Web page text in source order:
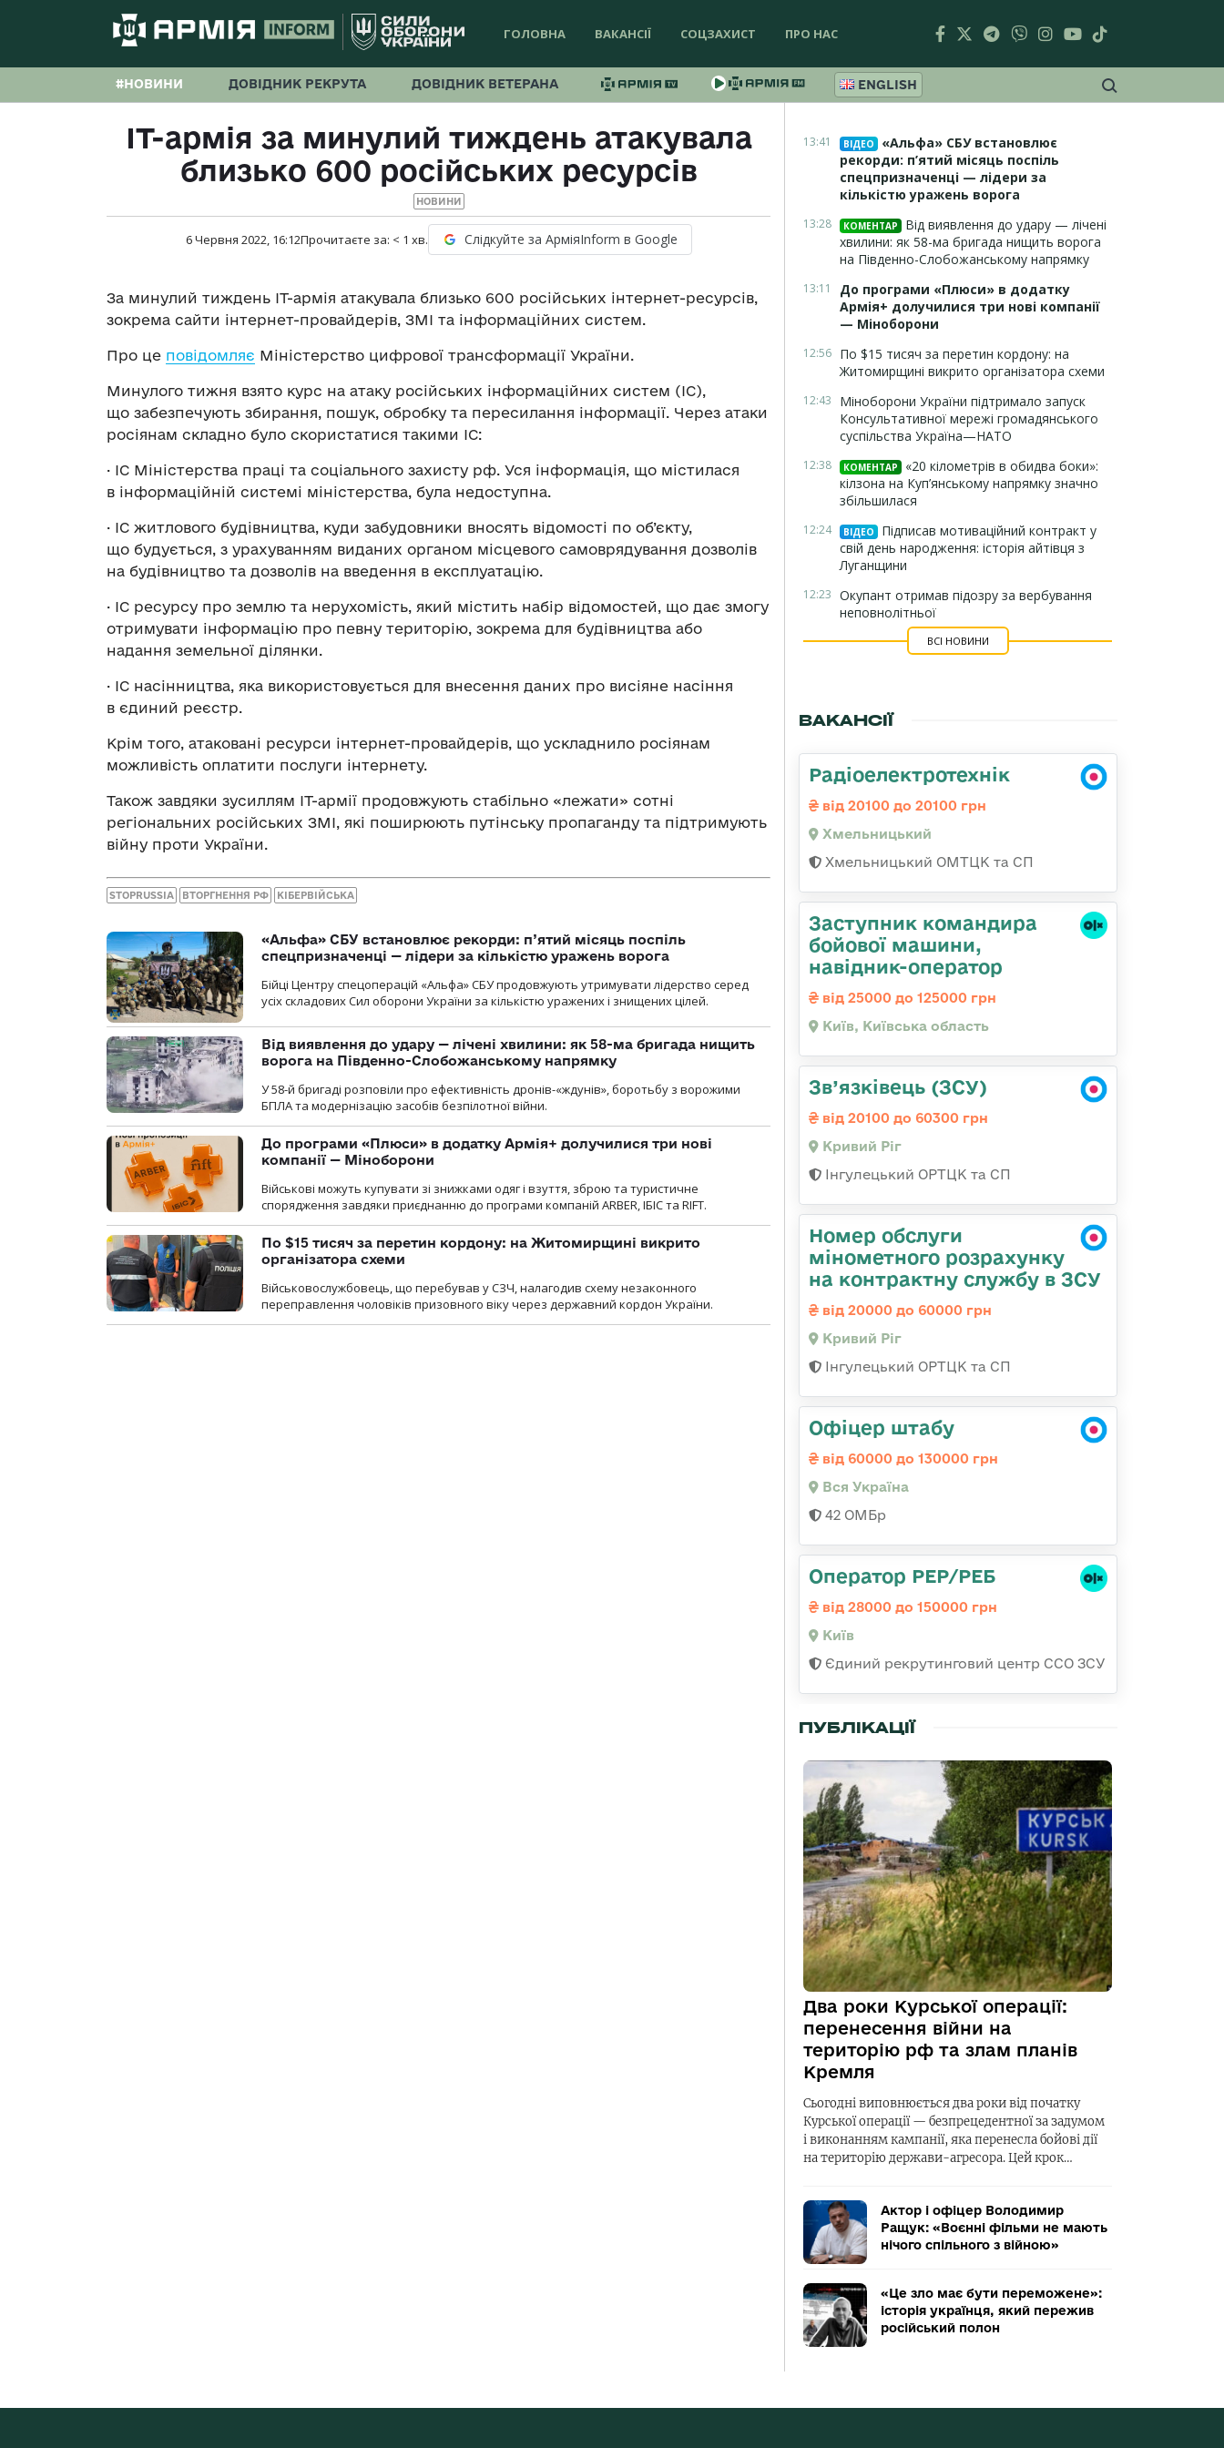
ГОЛОВНА ВАКАНСІЇ СОЦЗАХИСТ ПРО НАС
#НОВИНИ ДОВІДНИК РЕКРУТА ДОВІДНИК ВЕТЕРАНА ENGLISH
IT-армія за минулий тиждень атакувала
близько 600 російських ресурсів
НОВИНИ
6 Червня 2022, 16:12Прочитаєте за: < 1 хв. Слідкуйте за АрміяInform в Google
За минулий тиждень IT-армія атакувала близько 600 російських інтернет-ресурсів,
зокрема сайти інтернет-провайдерів, ЗМІ та інформаційних систем.
Про це повідомляє Міністерство цифрової трансформації України.
Минулого тижня взято курс на атаку російських інформаційних систем (ІС),
що забезпечують збирання, пошук, обробку та пересилання інформації. Через атаки
росіянам складно було скористатися такими ІС:
· ІС Міністерства праці та соціального захисту рф. Уся інформація, що містилася
в інформаційній системі міністерства, була недоступна.
· ІС житлового будівництва, куди забудовники вносять відомості по об’єкту,
що будується, з урахуванням виданих органом місцевого самоврядування дозволів
на будівництво та дозволів на введення в експлуатацію.
· ІС ресурсу про землю та нерухомість, який містить набір відомостей, що дає змогу
отримувати інформацію про певну територію, зокрема для будівництва або
надання земельної ділянки.
· ІС насінництва, яка використовується для внесення даних про висіяне насіння
в єдиний реєстр.
Крім того, атаковані ресурси інтернет-провайдерів, що ускладнило росіянам
можливість оплатити послуги інтернету.
Також завдяки зусиллям ІТ-армії продовжують стабільно «лежати» сотні
регіональних російських ЗМІ, які поширюють путінську пропаганду та підтримують
війну проти України.
STOPRUSSIA ВТОРГНЕННЯ РФ КІБЕРВІЙСЬКА
«Альфа» СБУ встановлює рекорди: п’ятий місяць поспіль
спецпризначенці — лідери за кількістю уражень ворога
Бійці Центру спецоперацій «Альфа» СБУ продовжують утримувати лідерство серед
усіх складових Сил оборони України за кількістю уражених і знищених цілей.
Від виявлення до удару — лічені хвилини: як 58-ма бригада нищить
ворога на Південно-Слобожанському напрямку
У 58-й бригаді розповіли про ефективність дронів-«ждунів», боротьбу з ворожими
БПЛА та модернізацію засобів безпілотної війни.
До програми «Плюси» в додатку Армія+ долучилися три нові
компанії — Міноборони
Військові можуть купувати зі знижками одяг і взуття, зброю та туристичне
спорядження завдяки приєднанню до програми компаній ARBER, ІБІС та RIFT.
По $15 тисяч за перетин кордону: на Житомирщині викрито
організатора схеми
Військовослужбовець, що перебував у СЗЧ, налагодив схему незаконного
переправлення чоловіків призовного віку через державний кордон України.
13:41 ВІДЕО
«Альфа» СБУ встановлює
рекорди: п’ятий місяць поспіль
спецпризначенці — лідери за
кількістю уражень ворога
13:28 КОМЕНТАР
Від виявлення до удару — лічені
хвилини: як 58-ма бригада нищить ворога
на Південно-Слобожанському напрямку
13:11
До програми «Плюси» в додатку
Армія+ долучилися три нові компанії
— Міноборони
12:56 По $15 тисяч за перетин кордону: на
Житомирщині викрито організатора схеми
12:43
Міноборони України підтримало запуск
Консультативної мережі громадянського
суспільства Україна—НАТО
12:38 КОМЕНТАР
«20 кілометрів в обидва боки»:
кілзона на Куп’янському напрямку значно
збільшилася
12:24 ВІДЕО
Підписав мотиваційний контракт у
свій день народження: історія айтівця з
Луганщини
12:23 Окупант отримав підозру за вербування
неповнолітньої
ВСІ НОВИНИ
ВАКАНСІЇ
Радіоелектротехнік
від 20100 до 20100 грн
Хмельницький
Хмельницький ОМТЦК та СП
Заступник командиpа
бойової машини,
навідник-оператор
від 25000 до 125000 грн
Київ, Київська область
Зв’язківець (ЗСУ)
від 20100 до 60300 грн
Кривий Ріг
Інгулецький ОРТЦК та СП
Номер обслуги
мінометного розрахунку
на контрактну службу в ЗСУ
від 20000 до 60000 грн
Кривий Ріг
Інгулецький ОРТЦК та СП
Офіцер штабу
від 60000 до 130000 грн
Вся Україна
42 ОМБр
Оператор РЕР/РЕБ
від 28000 до 150000 грн
Київ
Єдиний рекрутинговий центр ССО ЗСУ
ПУБЛІКАЦІЇ
Два роки Курської операції:
перенесення війни на
територію рф та злам планів
Кремля
Сьогодні виповнюється два роки від початку
Курської операції — безпрецедентної за задумом
і виконанням кампанії, яка перенесла бойові дії
на територію держави-агресора. Цей крок…
Актор і офіцер Володимир
Ращук: «Воєнні фільми не мають
нічого спільного з війною»
«Це зло має бути переможене»:
історія українця, який пережив
російський полон